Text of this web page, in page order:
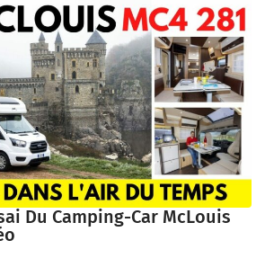
Du Camping-Car McLouis